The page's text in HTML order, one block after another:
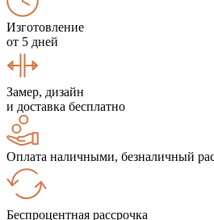
Изготовление
от 5 дней
Замер, дизайн
и доставка бесплатно
Оплата наличными, безналичный
Беспроцентная рассрочка